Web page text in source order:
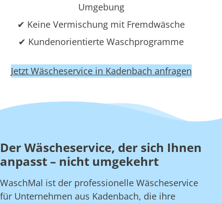
Umgebung
✔ Keine Vermischung mit Fremdwäsche
✔ Kundenorientierte Waschprogramme
Jetzt Wäscheservice in Kadenbach anfragen
Der Wäscheservice, der sich Ihnen
anpasst – nicht umgekehrt
WaschMal ist der professionelle Wäscheservice
für Unternehmen aus Kadenbach, die ihre